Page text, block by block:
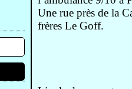
Une rue près de la
frères Le Goff.